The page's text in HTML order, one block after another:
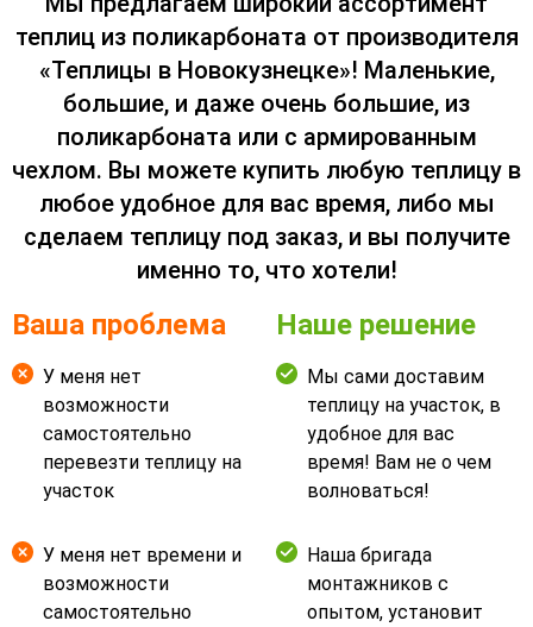
теплиц из поликарбоната от производителя
«Теплицы в Новокузнецке»! Маленькие,
большие, и даже очень большие, из
поликарбоната или с армированным
чехлом. Вы можете купить любую теплицу в
любое удобное для вас время, либо мы
сделаем теплицу под заказ, и вы получите
именно то, что хотели!
Ваша проблема Наше решение
У меня нет
возможности
самостоятельно
перевезти теплицу на
участок
У меня нет времени и
возможности
самостоятельно
Мы сами доставим
теплицу на участок, в
удобное для вас
время! Вам не о чем
волноваться!
Наша бригада
монтажников с
опытом, установит